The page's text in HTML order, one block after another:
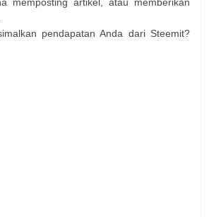
pendapatan Anda dari Steemit?